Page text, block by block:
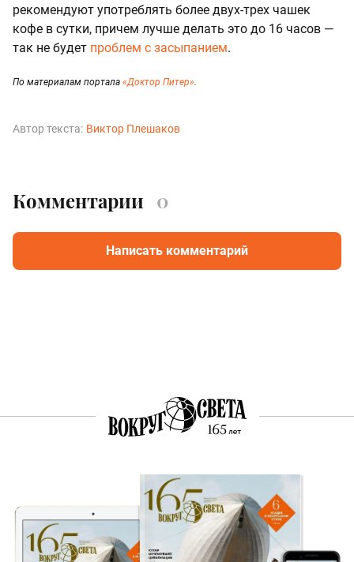
рекомендуют употреблять более двух-трех чашек
кофе в сутки, причем лучше делать это до 16 часов —
так не будет проблем с засыпанием.
По материалам портала «Доктор Питер».
Автор текста: Виктор Плешаков
Комментарии 0
Написать комментарий